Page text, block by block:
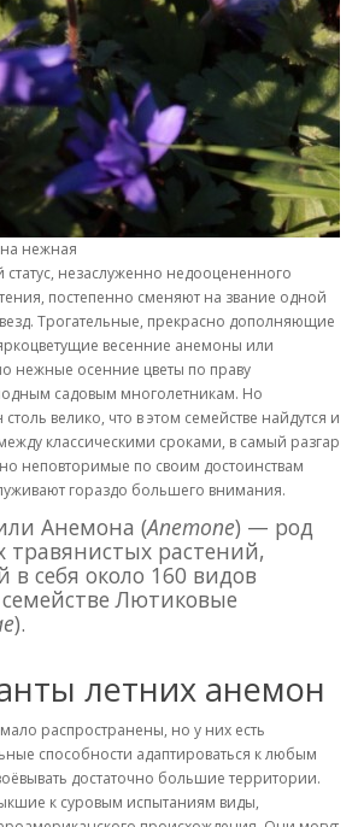
нежная
незаслуженно недооцененного
постепенно сменяют на звание одной
Трогательные, прекрасно дополняющие
весенние анемоны или
нежные осенние цветы по праву
садовым многолетникам. Но
велико, что в этом семействе найдутся и
классическими сроками, в самый разгар
неповторимые по своим достоинствам
гораздо большего внимания.
Анемона (Anemone) — род
травянистых растений,
себя около 160 видов
Лютиковые
).
летних анемон
распространены, но у них есть
способности адаптироваться к любым
достаточно большие территории.
к суровым испытаниям виды,